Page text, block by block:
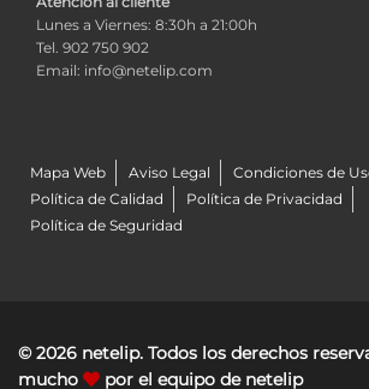
Lunes a Viernes: 8:30h a 21:00h
Tel. 902 750 902
Email: info@netelip.com
Mapa Web Aviso Legal Condiciones de
Política de Calidad
Política de Privacidad
Política de Seguridad
© 2026 netelip. Todos los derechos
mucho
por el equipo de netelip